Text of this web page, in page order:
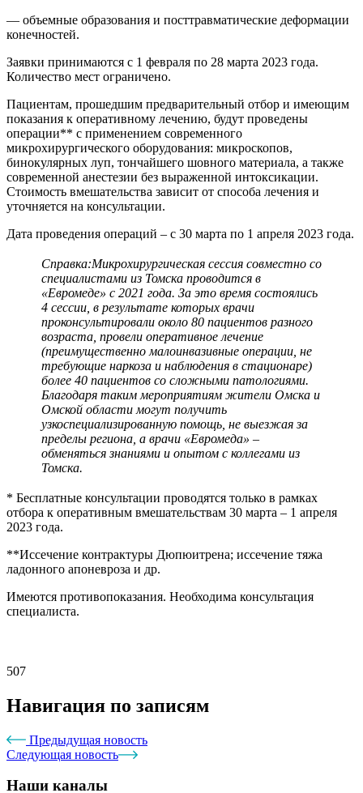
— объемные образования и посттравматические деформации
конечностей.
Заявки принимаются с 1 февраля по 28 марта 2023 года.
Количество мест ограничено.
Пациентам, прошедшим предварительный отбор и имеющим
показания к оперативному лечению, будут проведены
операции** с применением современного
микрохирургического оборудования: микроскопов,
бинокулярных луп, тончайшего шовного материала, а также
современной анестезии без выраженной интоксикации.
Стоимость вмешательства зависит от способа лечения и
уточняется на консультации.
Дата проведения операций – с 30 марта по 1 апреля 2023 года.
Справка:Микрохирургическая сессия совместно со
специалистами из Томска проводится в
«Евромеде» с 2021 года. За это время состоялись
4 сессии, в результате которых врачи
проконсультировали около 80 пациентов разного
возраста, провели оперативное лечение
(преимущественно малоинвазивные операции, не
требующие наркоза и наблюдения в стационаре)
более 40 пациентов со сложными патологиями.
Благодаря таким мероприятиям жители Омска и
Омской области могут получить
узкоспециализированную помощь, не выезжая за
пределы региона, а врачи «Евромеда» –
обменяться знаниями и опытом с коллегами из
Томска.
* Бесплатные консультации проводятся только в рамках
отбора к оперативным вмешательствам 30 марта – 1 апреля
2023 года.
**Иссечение контрактуры Дюпюитрена; иссечение тяжа
ладонного апоневроза и др.
Имеются противопоказания. Необходима консультация
специалиста.
507
Навигация по записям
Предыдущая новость
Следующая новость
Наши каналы